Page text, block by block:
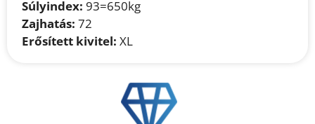
Súlyindex: 93=650kg
Zajhatás: 72
Erősített kivitel: XL